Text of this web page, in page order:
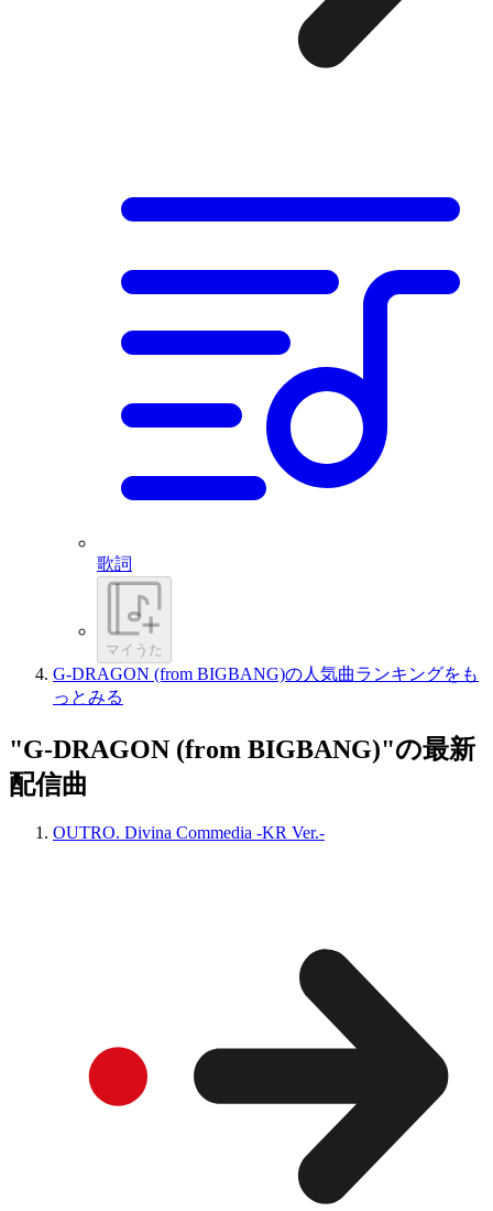
歌詞
マイうた
G-DRAGON (from BIGBANG)の人気曲ランキングをも
っとみる
"G-DRAGON (from BIGBANG)"の最新
配信曲
OUTRO. Divina Commedia -KR Ver.-